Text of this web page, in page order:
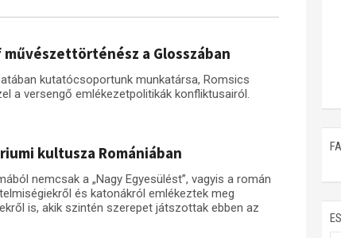
és emlékezet
a Glosszában
kutatócsoportunk munkatársa, Romsics
a versengő emlékezetpolitikák konfliktusairól.
kultusza Romániában
nemcsak a „Nagy Egyesülést”, vagyis a román
és katonákról emlékeztek meg
is, akik szintén szerepet játszottak ebben az